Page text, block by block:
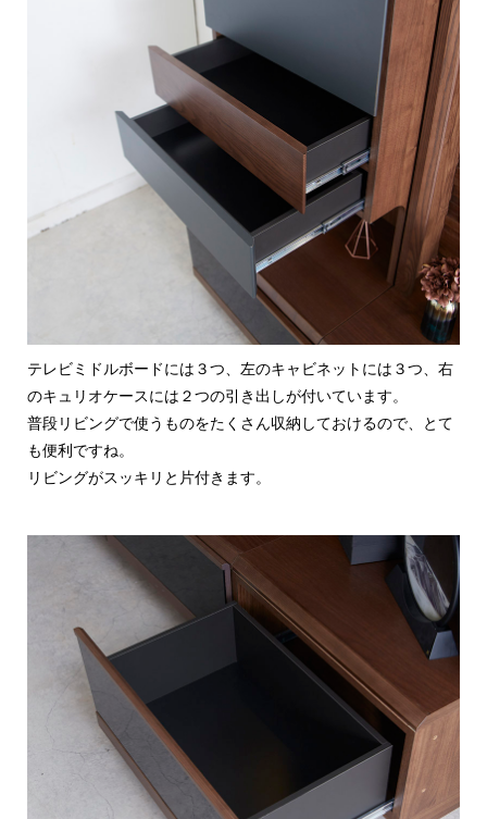
テレビミドルボードには３つ、左のキャビネットには３つ、右
のキュリオケースには２つの引き出しが付いています。
普段リビングで使うものをたくさん収納しておけるので、とて
も便利ですね。
リビングがスッキリと片付きます。